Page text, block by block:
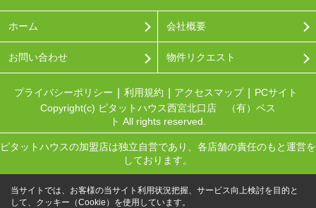
ホーム 会社概要
お問い合わせ 物件リクエスト
プライバシーポリシー 利用規約 アクセスマップ
PCサイト
Copyright(c) ピタットハウス西宮北口店 （有）ベス
ト All rights reserved.
ピタットハウスの加盟店は独立自営であり、各店舗の責任のもと運営を
しております。
当サイトでは、お客様の当サイト利用状況把握、サービス向上検討を目的と
して、クッキー（Cookie）を使用しています。